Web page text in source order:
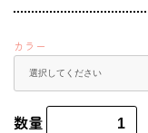
カラー
数量